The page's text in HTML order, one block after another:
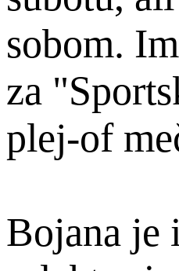
sobom.
za
plej-of
Bojana je